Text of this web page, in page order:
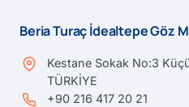
Beria Turaç İdealtepe Göz
Kestane Sokak No:3
TÜRKİYE
+90 216 417 20 21